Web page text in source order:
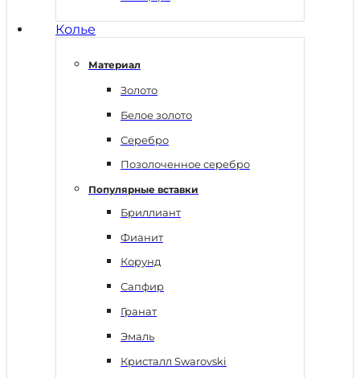
Колье
Материал
Золото
Белое золото
Серебро
Позолоченное серебро
Популярные вставки
Бриллиант
Фианит
Корунд
Сапфир
Гранат
Эмаль
Кристалл Swarovski